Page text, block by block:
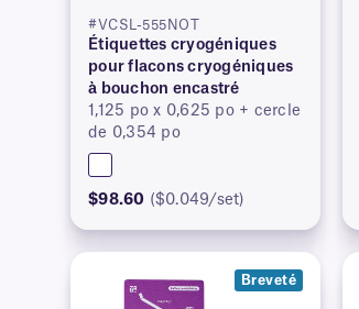
#VCSL-555NOT
Étiquettes cryogéniques
pour flacons cryogéniques
à bouchon encastré
1,125 po x 0,625 po + cercle
de 0,354 po
$98.60 ($0.049/set)
Breveté